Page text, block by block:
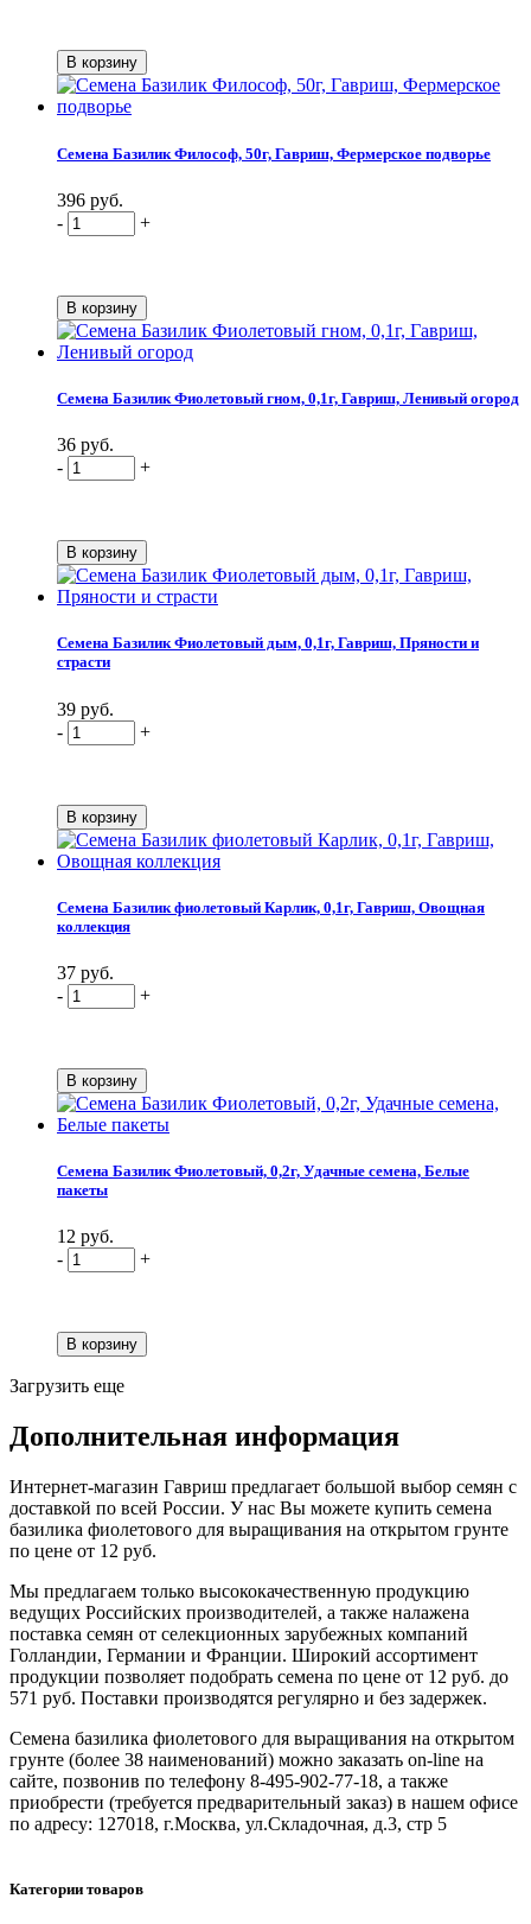
Семена Базилик Философ, 50г, Гавриш, Фермерское подворье
396 руб.
-
+
Семена Базилик Фиолетовый гном, 0,1г, Гавриш, Ленивый огород
36 руб.
-
+
Семена Базилик Фиолетовый дым, 0,1г, Гавриш, Пряности и
страсти
39 руб.
-
+
Семена Базилик фиолетовый Карлик, 0,1г, Гавриш, Овощная
коллекция
37 руб.
-
+
Семена Базилик Фиолетовый, 0,2г, Удачные семена, Белые
пакеты
12 руб.
-
+
Загрузить еще
Дополнительная информация
Интернет-магазин Гавриш предлагает большой выбор семян с
доставкой по всей России. У нас Вы можете купить семена
базилика фиолетового для выращивания на открытом грунте
по цене от 12 руб.
Мы предлагаем только высококачественную продукцию
ведущих Российских производителей, а также налажена
поставка семян от селекционных зарубежных компаний
Голландии, Германии и Франции. Широкий ассортимент
продукции позволяет подобрать семена по цене от 12 руб. до
571 руб. Поставки производятся регулярно и без задержек.
Семена базилика фиолетового для выращивания на открытом
грунте (более 38 наименований) можно заказать on-line на
сайте, позвонив по телефону 8-495-902-77-18, а также
приобрести (требуется предварительный заказ) в нашем офисе
по адресу: 127018, г.Москва, ул.Складочная, д.3, стр 5
Категории товаров